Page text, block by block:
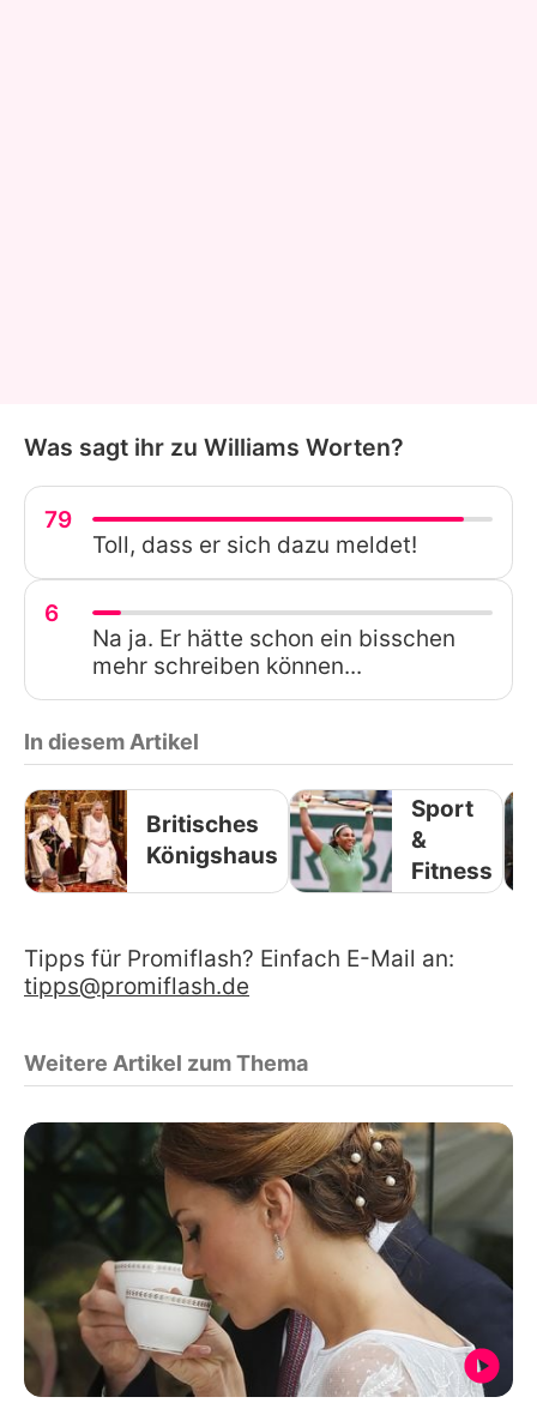
Was sagt ihr zu Williams Worten?
79
Toll, dass er sich dazu meldet!
6
Na ja. Er hätte schon ein bisschen
mehr schreiben können...
In diesem Artikel
Britisches
Königshaus
Sport
&
Fitness
Tipps für Promiflash? Einfach E-Mail an:
tipps@promiflash.de
Weitere Artikel zum Thema